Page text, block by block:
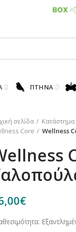
ΠΤΗΝΆ
σελίδα Κατάστημα
Core
Wellness
€